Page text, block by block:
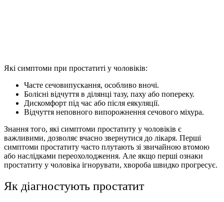
Які симптоми при простатиті у чоловіків:
Часте сечовипускання, особливо вночі.
Болісні відчуття в ділянці тазу, паху або попереку.
Дискомфорт під час або після еякуляції.
Відчуття неповного випорожнення сечового міхура.
Знання того, які симптоми простатиту у чоловіків є
важливими, дозволяє вчасно звернутися до лікаря. Перші
симптоми простатиту часто плутають зі звичайною втомою
або наслідками переохолодження. Але якщо перші ознаки
простатиту у чоловіка ігнорувати, хвороба швидко прогресує.
Як діагностують простатит